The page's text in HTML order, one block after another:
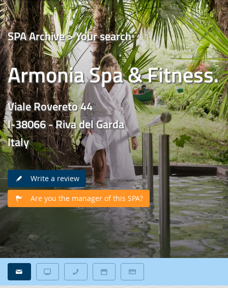
SPA Archive > Your search
Armonia Spa & Fitness.
Viale Rovereto 44
I-38066 - Riva del Garda
Italy
Write a review
Are you the manager of this SPA?